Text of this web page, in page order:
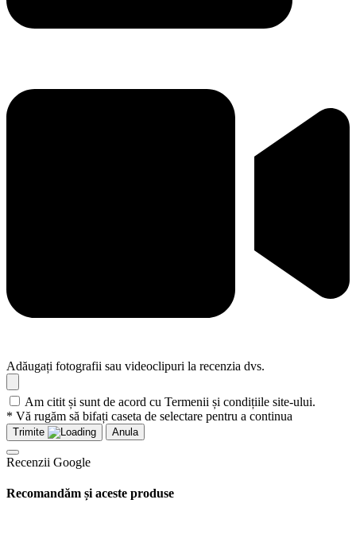
Adăugați fotografii sau videoclipuri la recenzia dvs.
Am citit și sunt de acord cu Termenii și condițiile site-ului.
* Vă rugăm să bifați caseta de selectare pentru a continua
Trimite Anula
Recenzii Google
Recomandăm și aceste produse